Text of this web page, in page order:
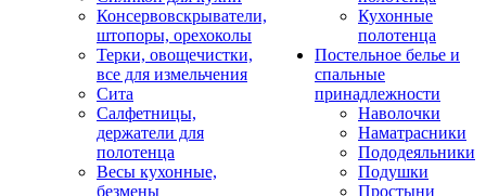
Консервовскрыватели,
штопоры, орехоколы
Терки, овощечистки,
все для измельчения
Сита
Салфетницы,
держатели для
полотенца
Весы кухонные,
безмены
Кухонные
полотенца
Постельное белье и
спальные
принадлежности
Наволочки
Наматрасники
Пододеяльники
Подушки
Простыни